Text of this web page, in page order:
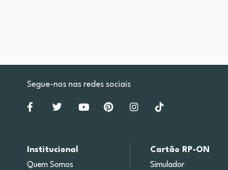
Segue-nos nas redes sociais
Institucional
Quem Somos
Cartão RP-ON
Simulador